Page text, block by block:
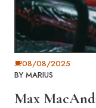
08/08/2025
BY MARIUS
Max